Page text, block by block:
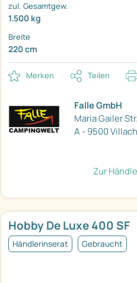
zul. Gesamtgew.
1.500 kg
Breite
220 cm
Merken Teilen
Falle GmbH
Maria Gailer
A - 9500 Villach
Zur
Hobby De Luxe 400 SF
Händlerinserat Gebraucht